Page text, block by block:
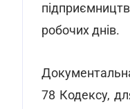
робочих днів.
78 Кодексу,